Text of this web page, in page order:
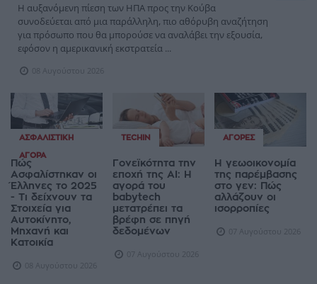
Η αυξανόμενη πίεση των ΗΠΑ προς την Κούβα
συνοδεύεται από μια παράλληλη, πιο αθόρυβη αναζήτηση
για πρόσωπο που θα μπορούσε να αναλάβει την εξουσία,
εφόσον η αμερικανική εκστρατεία ...
08 Αυγούστου 2026
ΑΣΦΑΛΙΣΤΙΚΉ
ΑΓΟΡΆ
Πώς
Ασφαλίστηκαν οι
Έλληνες το 2025
- Τι δείχνουν τα
Στοιχεία για
Αυτοκίνητο,
Μηχανή και
Κατοικία
08 Αυγούστου 2026
TECHIN
Γονεϊκότητα την
εποχή της AI: Η
αγορά του
babytech
μετατρέπει τα
βρέφη σε πηγή
δεδομένων
07 Αυγούστου 2026
ΑΓΟΡΈΣ
Η γεωοικονομία
της παρέμβασης
στο γεν: Πώς
αλλάζουν οι
ισορροπίες
07 Αυγούστου 2026